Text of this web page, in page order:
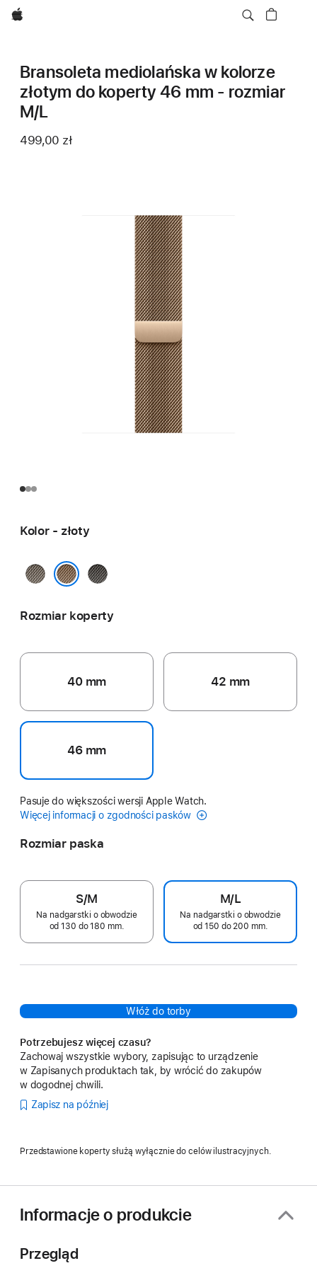
Apple
Bransoleta mediolańska w kolorze
złotym do koperty 46 mm - rozmiar
M/L
499,00 zł
Kolor - złoty
naturalny łupek
Rozmiar koperty
40 mm 42 mm
46 mm
Pasuje do większości wersji Apple Watch.
Więcej informacji o zgodności pasków
Rozmiar paska
S/M
Na nadgarstki o obwodzie
od 130 do 180 mm.
M/L
Na nadgarstki o obwodzie
od 150 do 200 mm.
Włóż do torby
Potrzebujesz więcej czasu?
Zachowaj wszystkie wybory, zapisując to urządzenie
w Zapisanych produktach tak, by wrócić do zakupów
w dogodnej chwili.
Zapisz na później
Przedstawione koperty służą wyłącznie do celów ilustracyjnych.
Informacje o produkcie
Przegląd